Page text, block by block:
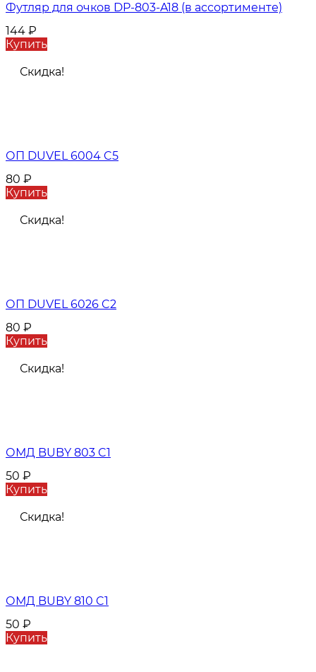
Футляр для очков DP-803-A18 (в ассортименте)
144 ₽
Купить
Скидка!
ОП DUVEL 6004 C5
80 ₽
Купить
Скидка!
ОП DUVEL 6026 C2
80 ₽
Купить
Скидка!
ОМД BUBY 803 C1
50 ₽
Купить
Скидка!
ОМД BUBY 810 C1
50 ₽
Купить